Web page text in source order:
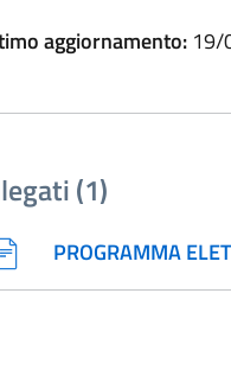
aggiornamento: 19/
(1)
PROGRAMMA